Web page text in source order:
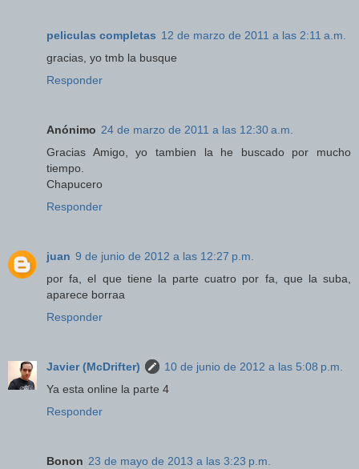
peliculas completas 12 de marzo de 2011 a las 2:11 a.m.
gracias, yo tmb la busque
Responder
Anónimo 24 de marzo de 2011 a las 12:30 a.m.
Gracias Amigo, yo tambien la he buscado por mucho
tiempo.
Chapucero
Responder
juan 9 de junio de 2012 a las 12:27 p.m.
por fa, el que tiene la parte cuatro por fa, que la suba,
aparece borraa
Responder
Javier (McDrifter)
10 de junio de 2012 a las 5:08 p.m.
Ya esta online la parte 4
Responder
Bonon 23 de mayo de 2013 a las 3:23 p.m.